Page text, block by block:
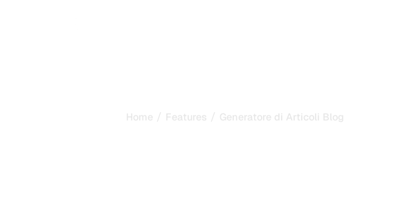
Home / Features / Generatore di Articoli Blog